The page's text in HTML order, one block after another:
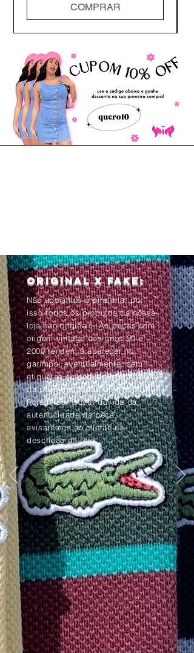
COMPRAR
Original x Fake:
Não apoiamos a pirataria, por
isso todos os produtos da nossa
loja são originais. As peças com
origem vintage dos anos 90 e
2000 tendem à aparecer no
garimpo, eventualmente, sem
etiquetas ou com as informações
da peça apagadas pelo tempo.
Porém, se houver dúvida da
autenticidade da peça,
avisaremos ao cliente na
descrição da foto.